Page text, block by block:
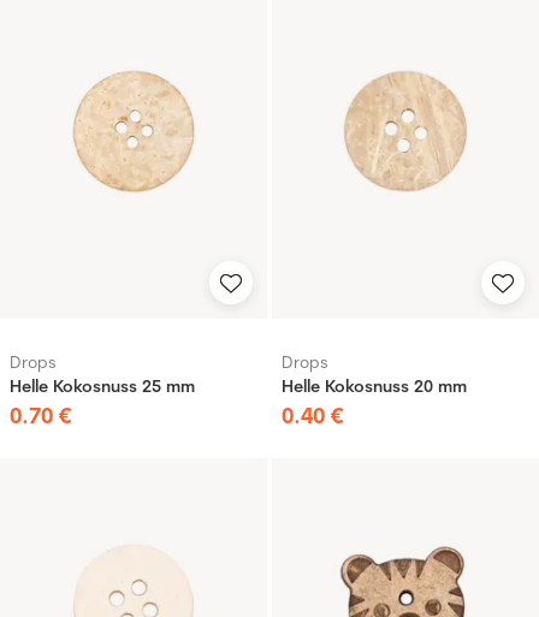
Drops
Helle Kokosnuss 25 mm
0.70 €
Drops
Helle Kokosnuss 20 mm
0.40 €